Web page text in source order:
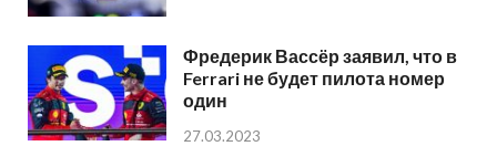
Фредерик Вассёр заявил, что в
Ferrari не будет пилота номер
один
27.03.2023